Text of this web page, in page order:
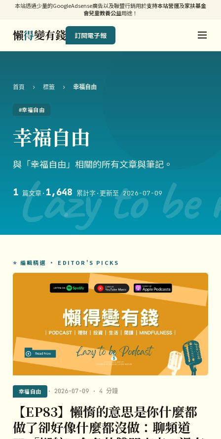
本站透過少量的GoogleAdsense廣告以及聯盟行銷用於支持本站營運及家扶基金
會兒童教養公益用途！
懶得變有錢 訂閱電子報
Lazy to be
首頁 › 標籤 › 幸福自由
#幸福自由
幸福自由
與「幸福自由」相關的所有文章與筆記。
1篇文章· 1,648 累計字 ·更新至 2026-07-09
⭐ 編輯精選 · EDITOR'S PICKS
幸福自由 · 2026-07-09 · 4 分鐘
【EP83】懶惰的意思是你什麼都
做了卻好像什麼都沒做：聊頻道